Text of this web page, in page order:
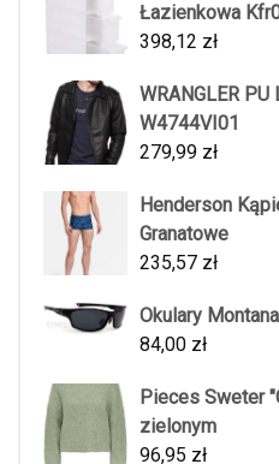
Łazienkowa
398,12 zł
WRANGLER PU
W4744VI01
279,99 zł
Henderson
Granatowe
235,57 zł
Okulary
84,00 zł
Pieces Sweter
zielonym
96,95 zł